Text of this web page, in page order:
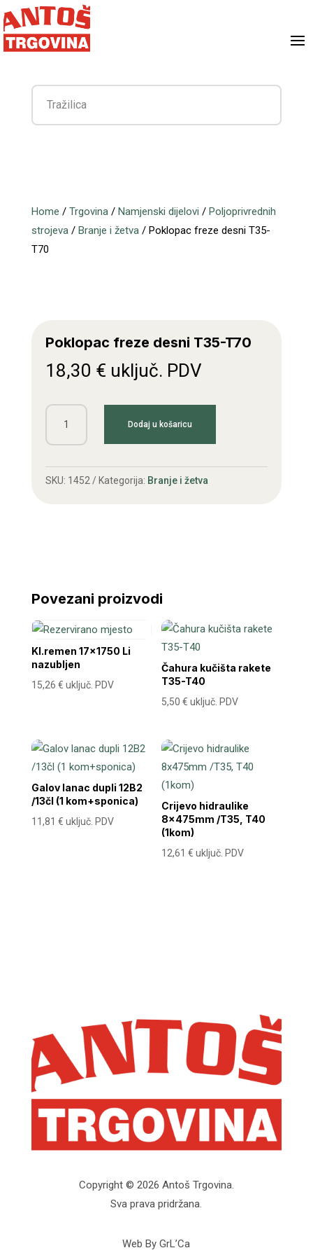
Home / Trgovina / Namjenski dijelovi / Poljoprivrednih
strojeva / Branje i žetva / Poklopac freze desni T35-
T70
Poklopac freze desni T35-T70
18,30 € uključ. PDV
Poklopac
freze
T35-
T70
Dodaj u košaricu
SKU: 1452 Kategorija: Branje i žetva
Povezani proizvodi
Kl.remen 17×1750 Li
nazubljen
15,26 € uključ. PDV
Čahura kučišta rakete
T35-T40
5,50€ uključ. PDV
Galov lanac dupli 12B2
/13čl (1 kom+sponica)
11,81 € uključ. PDV
Crijevo hidraulike
8x475mm /T35, T40
(1kom)
12,61€ uključ. PDV
Copyright © 2026 Antoš Trgovina.
Sva prava pridržana.
Web By GrL’Ca